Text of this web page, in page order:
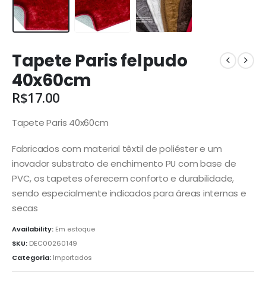
Tapete Paris felpudo
40x60cm
R$17.00
Tapete Paris 40x60cm
Fabricados com material têxtil de poliéster e um
inovador substrato de enchimento PU com base de
PVC, os tapetes oferecem conforto e durabilidade,
sendo especialmente indicados para áreas internas e
secas
Availability: Em estoque
SKU: DEC00260149
Categoria: Importados